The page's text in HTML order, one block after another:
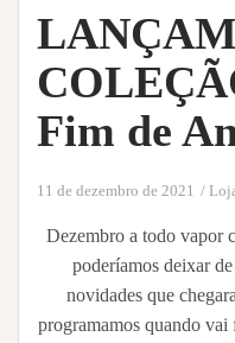
Fim de
11 de dezembro de 2021
Dezembro a todo vapor
poderíamos deixar
novidades que
programamos quando